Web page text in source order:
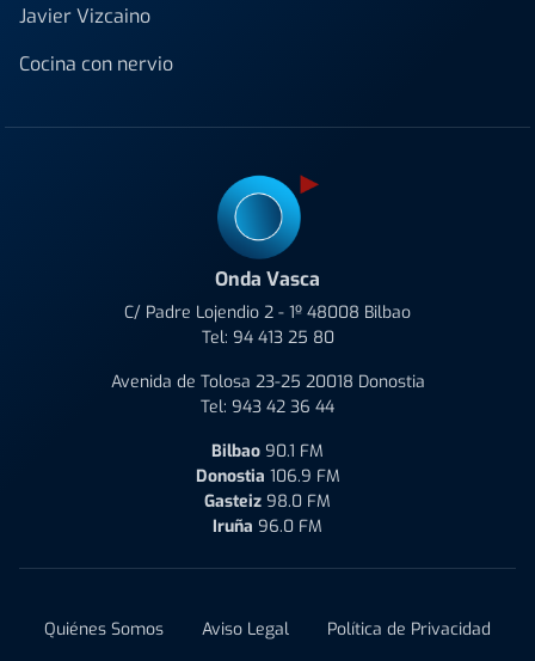
Javier Vizcaino
Cocina con nervio
Onda Vasca
C/ Padre Lojendio 2 - 1º 48008 Bilbao
Tel: 94 413 25 80
Avenida de Tolosa 23-25 20018 Donostia
Tel: 943 42 36 44
Bilbao 90.1 FM
Donostia 106.9 FM
Gasteiz 98.0 FM
Iruña 96.0 FM
Quiénes Somos Aviso Legal
Política de Privacidad